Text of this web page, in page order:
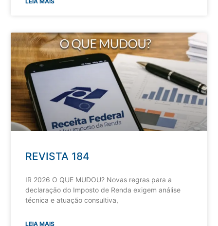
REVISTA 184
IR 2026 O QUE MUDOU? Novas regras para a
declaração do Imposto de Renda exigem análise
técnica e atuação consultiva,
LEIA MAIS